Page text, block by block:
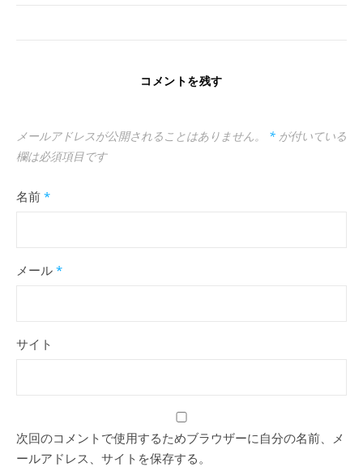
コメントを残す
メールアドレスが公開されることはありません。 * が付いている
欄は必須項目です
名前 *
メール *
サイト
次回のコメントで使用するためブラウザーに自分の名前、メ
ールアドレス、サイトを保存する。